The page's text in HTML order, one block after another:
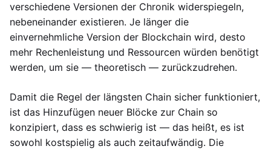
verschiedene Versionen der Chronik widerspiegeln,
nebeneinander existieren. Je länger die
einvernehmliche Version der Blockchain wird, desto
mehr Rechenleistung und Ressourcen würden benötigt
werden, um sie — theoretisch — zurückzudrehen.
Damit die Regel der längsten Chain sicher funktioniert,
ist das Hinzufügen neuer Blöcke zur Chain so
konzipiert, dass es schwierig ist — das heißt, es ist
sowohl kostspielig als auch zeitaufwändig. Die